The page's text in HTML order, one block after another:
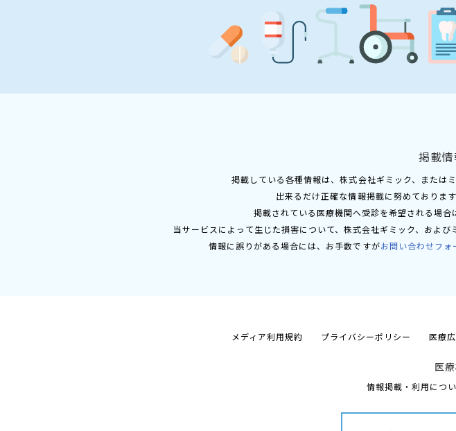
掲載
掲載している各種情報は、株式会社ギミック、または
出来るだけ正確な情報掲載に努めておりま
掲載されている医療機関へ受診を希望される場
当サービスによって生じた損害について、株式会社ギミック、およ
情報に誤りがある場合には、お手数ですがお問い合わせフォ
メディア利用規約 プライバシーポリシー 医療
医
情報掲載・利用につ